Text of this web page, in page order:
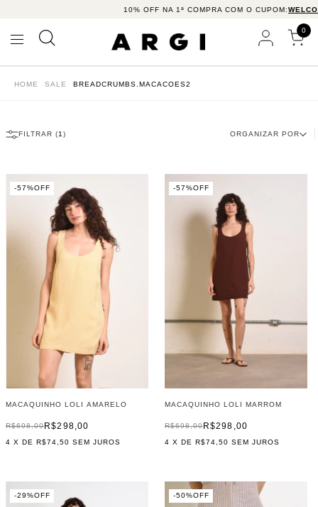
10% OFF NA 1ª COMPRA COM O CUPOM:WELCOME10
0
HOME SALE BREADCRUMBS.MACACOES2
ORGANIZAR POR
FILTRAR (1 )
MACAQUINHO LOLI AMARELO
R$298,00
-57%OFF
R$698,00
4 X DER$74,50 SEM JUROS
MACAQUINHO LOLI MARROM
R$298,00
-57%OFF
R$698,00
4 X DE R$74,50 SEM JUROS
-29%OFF -50%OFF